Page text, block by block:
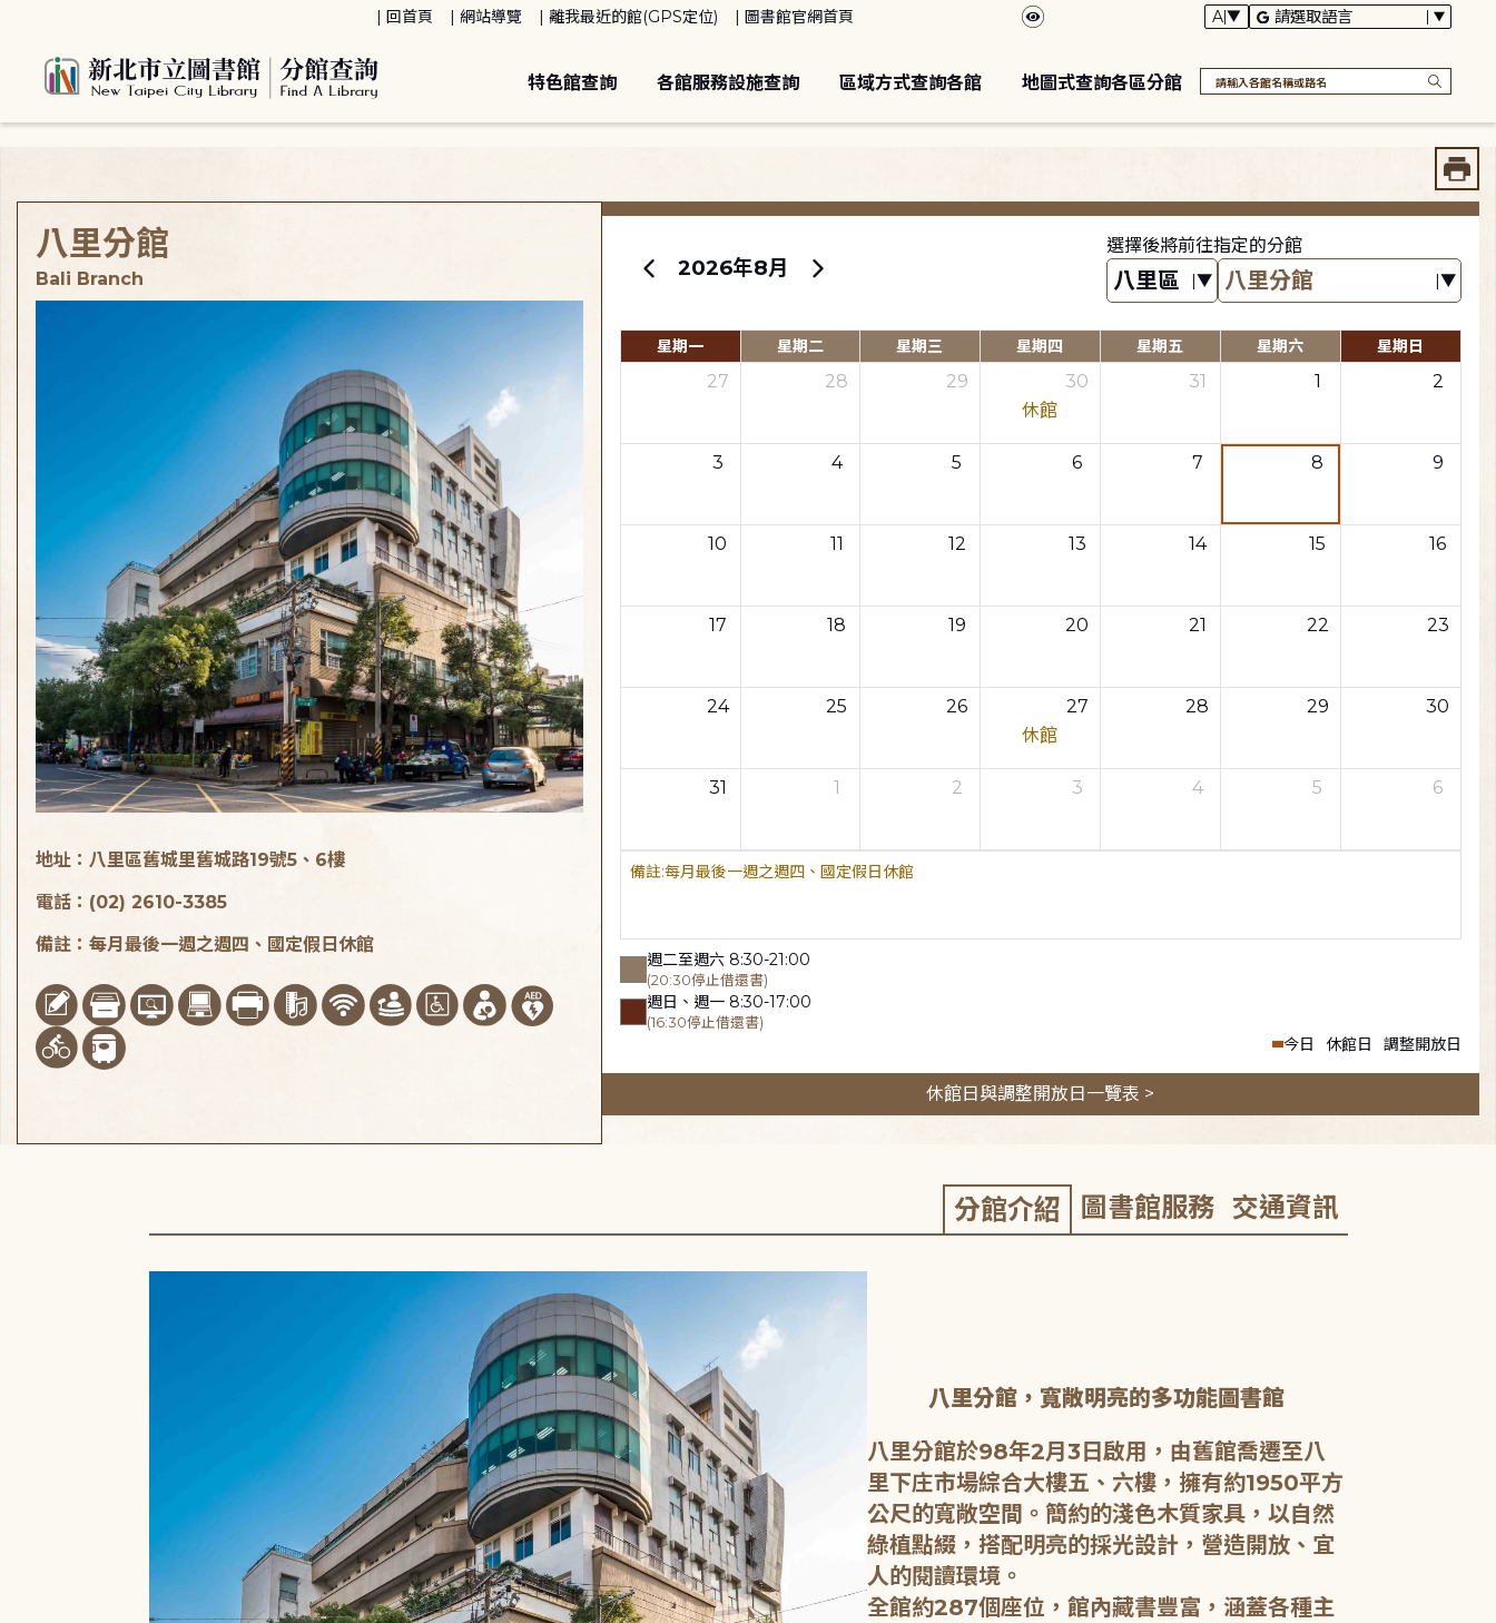
回首頁 網站導覽 離我最近的館(GPS定位) 圖書館官網首頁
特色館查詢 各館服務設施查詢 區域方式查詢各館 地圖式查詢各區分館
2026年8月
選擇後將前往指定的分館
星期一 星期二 星期三 星期四 星期五 星期六 星期日
27 28 29
30
休館
31 1 2
3 4 5 6 7 8 9
10 11 12 13 14 15 16
17 18 19 20 21 22 23
24 25 26
27
休館
28 29 30
31 1 2 3 4 5 6
每月最後一週之週四、國定假日休館
週二至週六 8:30-21:00
(20:30停止借還書)
週日、週一 8:30-17:00
(16:30停止借還書)
今日 休館日 調整開放日
休館日與調整開放日一覽表 >
八里分館
Bali Branch
地址：八里區舊城里舊城路19號5、6樓
電話：(02) 2610-3385
備註：每月最後一週之週四、國定假日休館
分館介紹 圖書館服務 交通資訊
八里分館，寬敞明亮的多功能圖書館
八里分館於98年2月3日啟用，由舊館喬遷至八
里下庄市場綜合大樓五、六樓，擁有約1950平方
公尺的寬敞空間。簡約的淺色木質家具，以自然
綠植點綴，搭配明亮的採光設計，營造開放、宜
人的閱讀環境。
全館約287個座位，館內藏書豐富，涵蓋各種主